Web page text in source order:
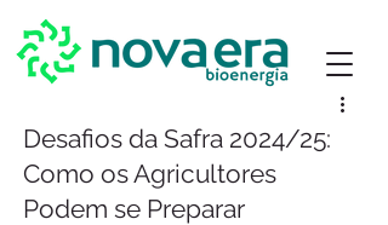
Desafios da Safra 2024/25:
Como os Agricultores
Podem se Preparar